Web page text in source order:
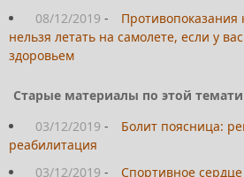
08/12/2019 -
Противопоказания
нельзя летать на самолете, если у
здоровьем
Старые материалы по этой
03/12/2019 -
Болит поясница:
реабилитация
03/12/2019 -
Спортивное сердце